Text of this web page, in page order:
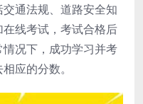
通法规、道路安全知
线考试，考试合格后
况下，成功学习并考
应的分数。